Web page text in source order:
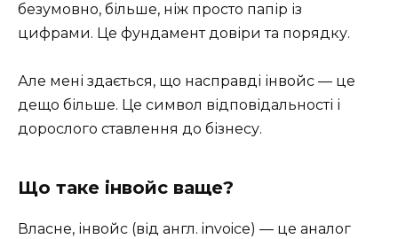
безумовно, більше, ніж просто папір із
цифрами. Це фундамент довіри та порядку.
Але мені здається, що насправді інвойс — це
дещо більше. Це символ відповідальності і
дорослого ставлення до бізнесу.
Що таке інвойс ваще?
Власне, інвойс (від англ. invoice) — це аналог